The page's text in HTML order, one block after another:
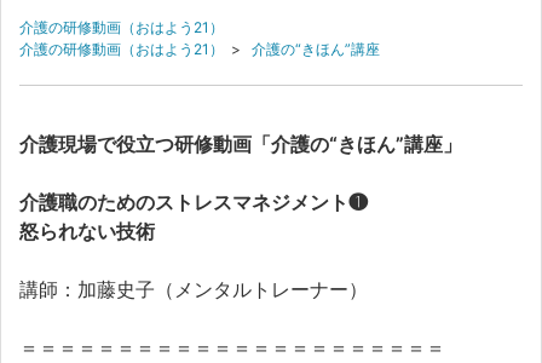
介護の研修動画（おはよう21）
介護の研修動画（おはよう21）
> 介護の“きほん”講座
介護現場で役立つ研修動画「介護の“きほん”講座」
介護職のためのストレスマネジメント❶
怒られない技術
講師：加藤史子（メンタルトレーナー）
＝＝＝＝＝＝＝＝＝＝＝＝＝＝＝＝＝＝＝＝＝＝